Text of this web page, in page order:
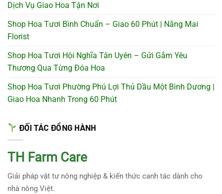
Dịch Vụ Giao Hoa Tận Nơi
Shop Hoa Tươi Bình Chuẩn – Giao 60 Phút | Nắng Mai
Florist
Shop Hoa Tươi Hội Nghĩa Tân Uyên – Gửi Gắm Yêu
Thương Qua Từng Đóa Hoa
Shop Hoa Tươi Phường Phú Lợi Thủ Dầu Một Bình Dương |
Giao Hoa Nhanh Trong 60 Phút
ĐỐI TÁC ĐỒNG HÀNH
TH Farm Care
Giải pháp vật tư nông nghiệp & kiến thức canh tác dành cho
nhà nông Việt.